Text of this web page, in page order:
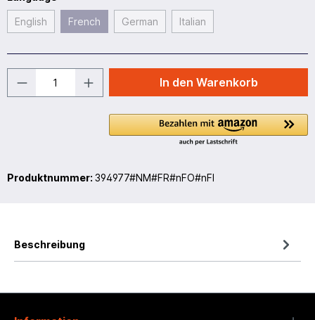
English French German Italian
In den Warenkorb
Produktnummer: 394977#NM#FR#nFO#nFI
Beschreibung